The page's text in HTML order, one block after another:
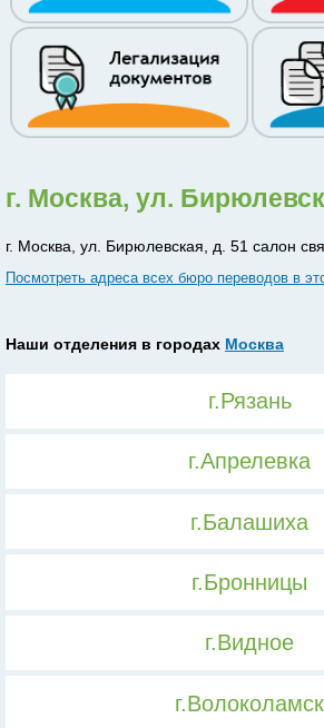
г. Москва, ул.
г. Москва, ул. Бирюлевская, д. 51 салон
Посмотреть адреса всех бюро переводов в
Наши отделения в городах Москва
г.Рязань
г.Апрелевка
г.Балашиха
г.Бронницы
г.Видное
г.Волоколамск